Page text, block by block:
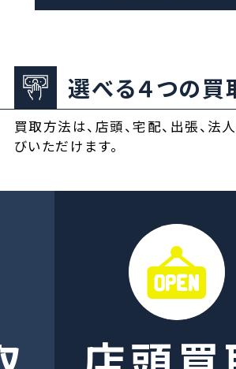
選べる４つの買
買取方法は、店頭、宅配、出張、法
びいただけます。